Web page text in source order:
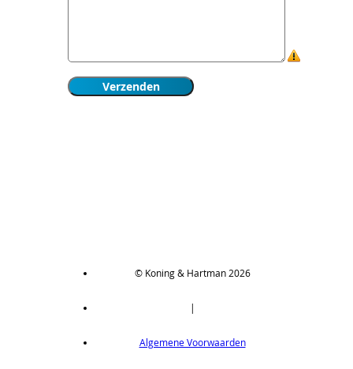
© Koning & Hartman 2026
|
Algemene Voorwaarden